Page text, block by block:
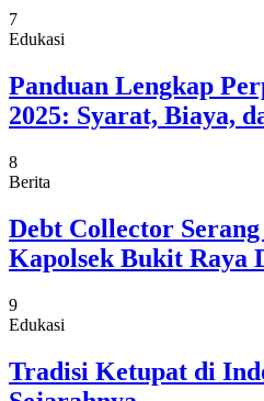
7
Edukasi
Panduan Lengkap
2025: Syarat, Biaya,
8
Berita
Debt Collector
Kapolsek Bukit Raya
9
Edukasi
Tradisi Ketupat di